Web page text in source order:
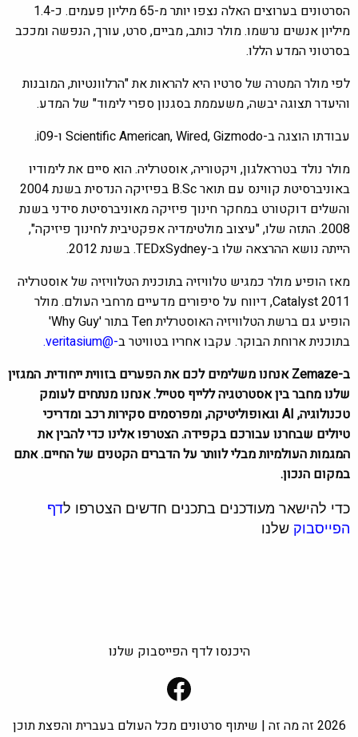
הסרטונים בערוצים האלה נצפו יותר מ-65 מיליון פעמים. כ-1.4
מיליון אנשים נרשמו. מולר כותב, מביים, סרט, עורך, הנפשה ומככב
בסרטוני המדע הללו.
לפי מולר המטרה של סרטיו היא להראות את "הרלוונטיות, המובנות
והיעדר תצוגה יבשה, משעממת בסגנון ספרי לימוד" של המדע.
עבודתו הוצגה ב-Scientific American, Wired, Gizmodo ו-i09.
מולר נולד בטרראלגון, ויקטוריה, אוסטרליה. הוא סיים את לימודיו
באוניברסיטת קווינס עם תואר B.Sc בפיזיקה הנדסית בשנת 2004
והשלים דוקטורט במחקר חינוך פיזיקה מאוניברסיטת סידני בשנת
2008. התזה שלו, "עיצוב מולטימדיה אפקטיבית לחינוך פיזיקה",
הייתה נושא ההרצאה שלו ב-TEDxSydney. בשנת 2012.
מאז הופיע מולר כמגיש טלוויזיה בתוכנית הטלוויזיה של אוסטרליה
Catalyst 2011, דיווח על סיפורים מדעיים מרחבי העולם. מולר
הופיע גם ברשת הטלוויזיה האוסטרלית Ten בתור 'Why Guy'
בתוכנית ארוחת הבוקר. עקבו אחריו בטוויטר ב-@veritasium.
ב-Zemaze אנחנו משלימים לכם את הפערים בזווית ייחודית. המגזין
שלנו מחבר בין אסטרטגיה ללייף סטייל. אנחנו מנתחים לעומק
טכנולוגיה, AI וגאופוליטיקה, ומפרסמים סקירות רכב ומדריכי
טיולים שבחרנו עבורכם בקפידה. הצטרפו אלינו כדי להבין את
המגמות העולמיות מבלי לוותר על הדברים הקטנים של החיים. אתם
במקום הנכון.
כדי להישאר מעודכנים בתכנים חדשים הצטרפו ל דף
הפייסבוקשלנו
היכנסו לדף הפייסבוק שלנו
Facebook
2026 זה מה זה | שיתוף סרטונים מכל העולם בעברית והפצת תוכן